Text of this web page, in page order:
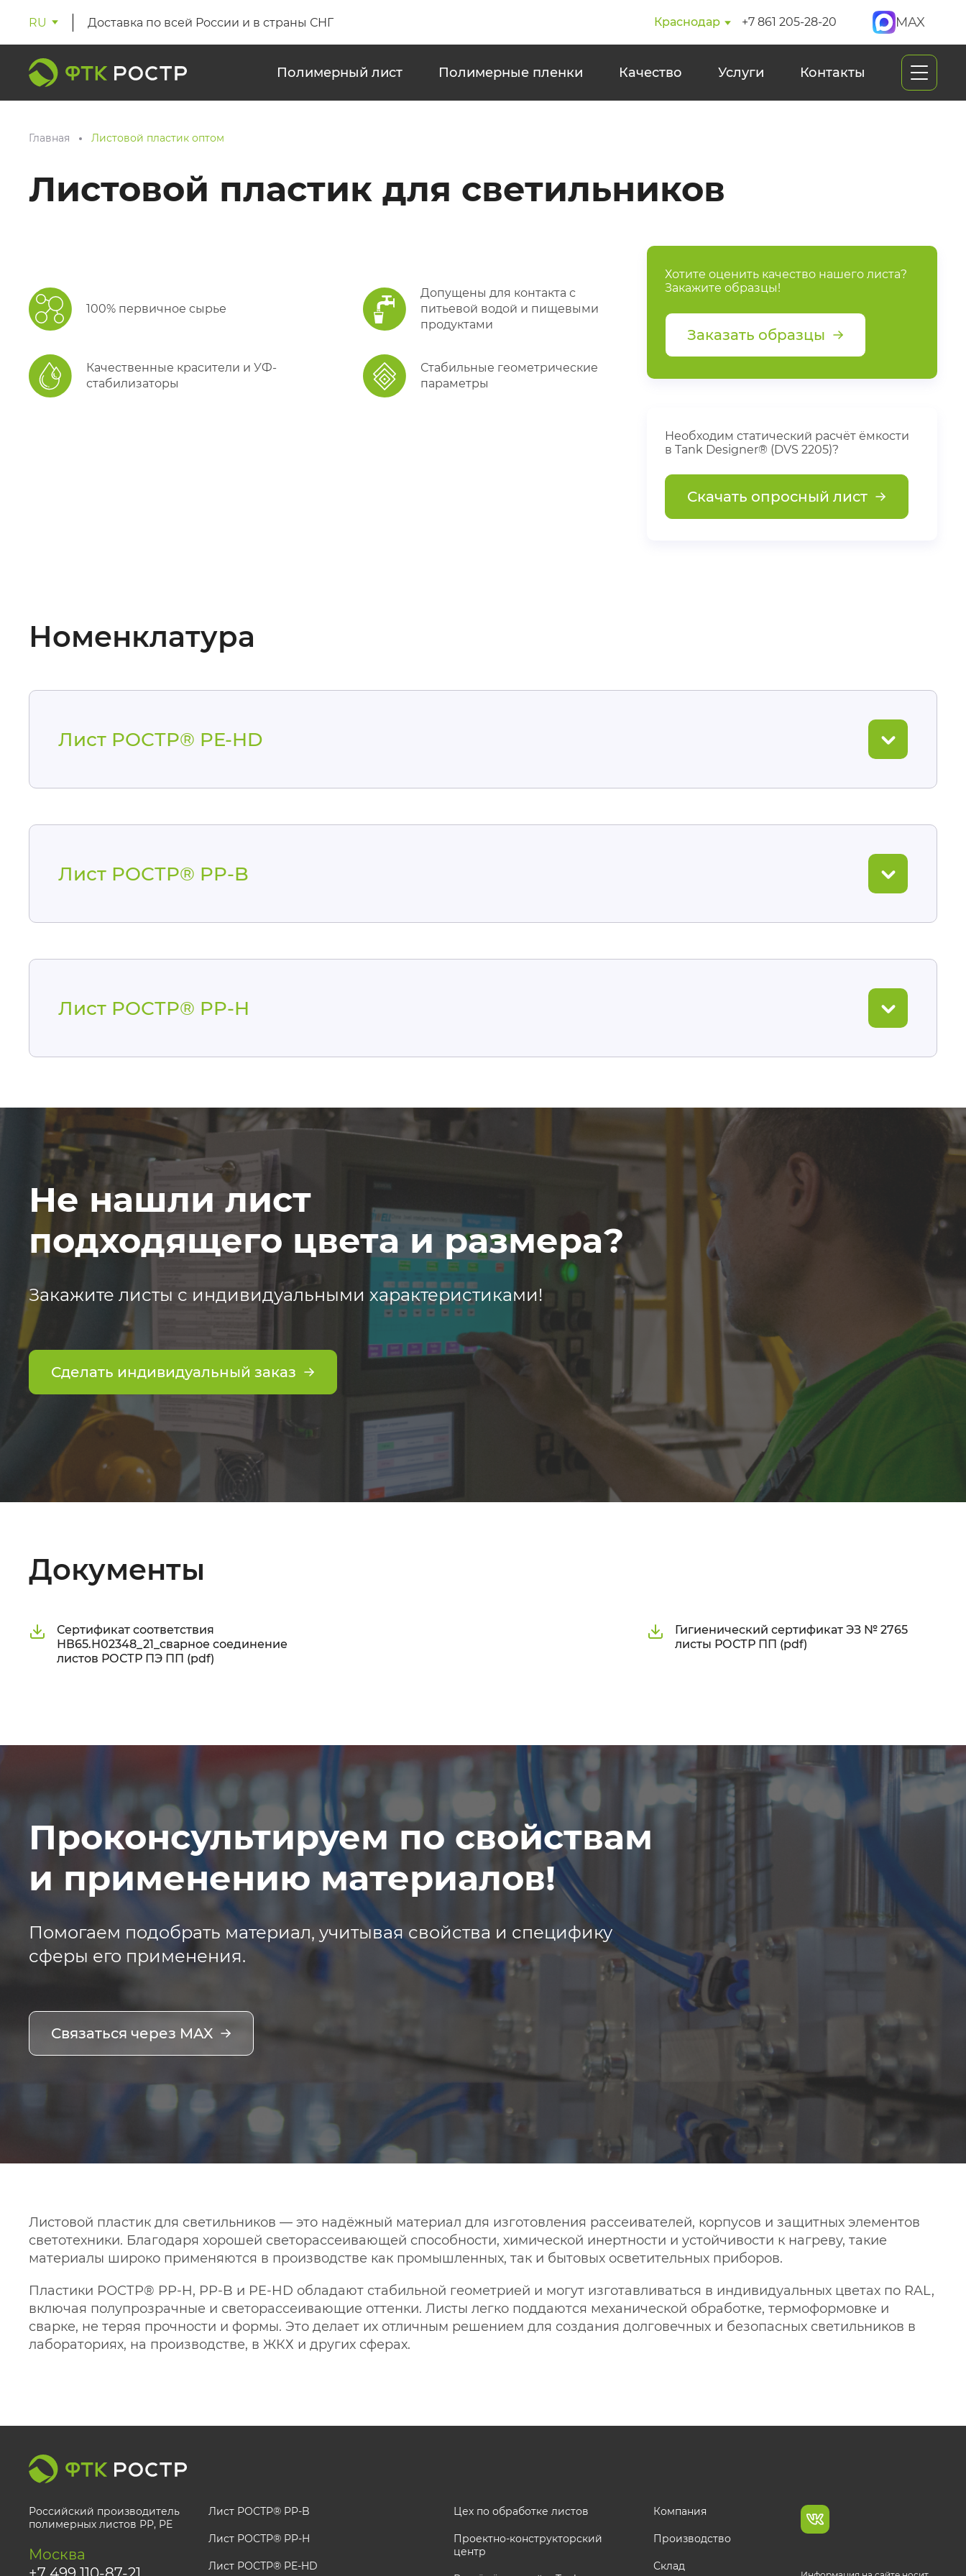
RU Доставка по всей России и в страны СНГ Краснодар +7 861 205-28-20 MAX
Полимерный лист Полимерные пленки Качество Услуги Контакты
Главная Листовой пластик оптом
Листовой пластик для светильников
100% первичное сырье
Допущены для контакта с
питьевой водой и пищевыми
продуктами
Качественные красители и УФ-
стабилизаторы
Стабильные геометрические
параметры
Хотите оценить качество нашего листа?
Закажите образцы!
Заказать образцы
Необходим статический расчёт ёмкости
в Tank Designer® (DVS 2205)?
Скачать опросный лист
Номенклатура
Лист РОСТР® PE-HD
Лист РОСТР® PP-B
Лист РОСТР® PP-H
Не нашли лист
подходящего цвета и размера?
Закажите листы с индивидуальными характеристиками!
Сделать индивидуальный заказ
Документы
Сертификат соответствия
НВ65.Н02348_21_сварное соединение
листов РОСТР ПЭ ПП (pdf)
Гигиенический сертификат ЭЗ № 2765
листы РОСТР ПП (pdf)
Проконсультируем по свойствам
и применению материалов!
Помогаем подобрать материал, учитывая свойства и специфику
сферы его применения.
Связаться через MAX
Листовой пластик для светильников — это надёжный материал для изготовления рассеивателей, корпусов и защитных элементов
светотехники. Благодаря хорошей светорассеивающей способности, химической инертности и устойчивости к нагреву, такие
материалы широко применяются в производстве как промышленных, так и бытовых осветительных приборов.
Пластики РОСТР® PP‑H, PP‑B и PE‑HD обладают стабильной геометрией и могут изготавливаться в индивидуальных цветах по RAL,
включая полупрозрачные и светорассеивающие оттенки. Листы легко поддаются механической обработке, термоформовке и
сварке, не теряя прочности и формы. Это делает их отличным решением для создания долговечных и безопасных светильников в
лабораториях, на производстве, в ЖКХ и других сферах.
Российский производитель
полимерных листов РР, PE
Москва
Лист РОСТР® PP-B
Лист РОСТР® PP-H
Лист РОСТР® PE-HD
Цех по обработке листов
Проектно-конструкторский
центр
Компания
Производство
Склад